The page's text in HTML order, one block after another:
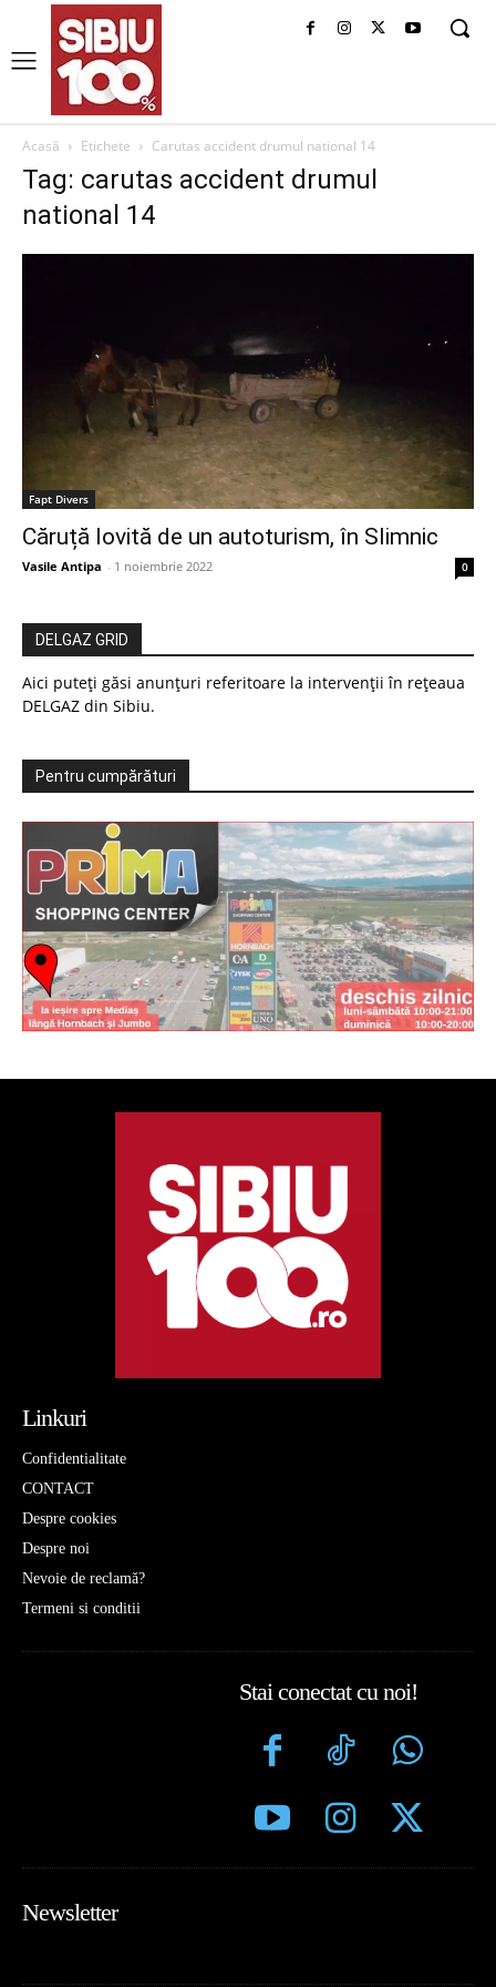
Acasă Etichete Carutas accident drumul national 14
Tag: carutas accident drumul
national 14
Fapt Divers
Căruță lovită de un autoturism, în Slimnic
Vasile Antipa - 1 noiembrie 2022 0
DELGAZ GRID
Aici puteți găsi anunțuri referitoare la intervenții în rețeaua
DELGAZ din Sibiu.
Pentru cumpărături
Linkuri
Confidentialitate
CONTACT
Despre cookies
Despre noi
Nevoie de reclamă?
Termeni si conditii
Stai conectat cu noi!
Newsletter